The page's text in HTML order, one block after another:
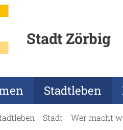
Stadt Zörbig
Stadtleben
Stadt Wer macht